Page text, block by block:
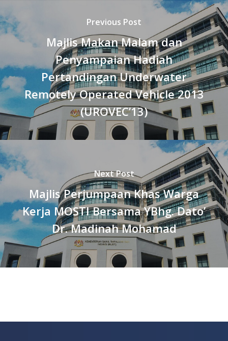
Previous Post
Majlis Makan Malam dan
Penyampaian Hadiah
Pertandingan Underwater
Remotely Operated Vehicle 2013
(UROVEC’13)
Next Post
Majlis Perjumpaan Khas Warga
Kerja MOSTI Bersama YBhg. Dato’
Dr. Madinah Mohamad